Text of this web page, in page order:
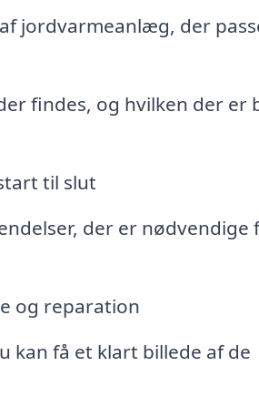
jordvarmeanlæg, der
findes, og hvilken der er
til slut
der er nødvendige
og reparation
kan få et klart billede af de